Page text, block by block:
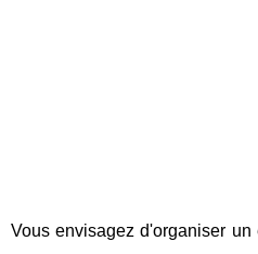
Vous envisagez d'organiser